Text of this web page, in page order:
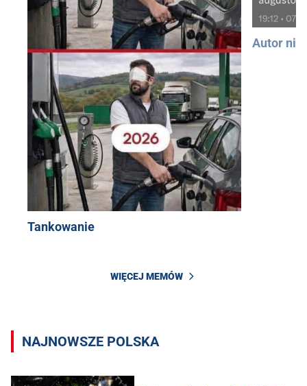
Tankowanie
Autor
WIĘCEJ MEMÓW
NAJNOWSZE POLSKA